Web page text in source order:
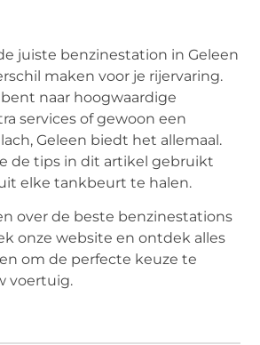
juiste benzinestation in Geleen
maken voor je rijervaring.
naar hoogwaardige
services of gewoon een
Geleen biedt het allemaal.
de tips in dit artikel gebruikt
elke tankbeurt te halen.
over de beste benzinestations
onze website en ontdek alles
om de perfecte keuze te
voertuig.